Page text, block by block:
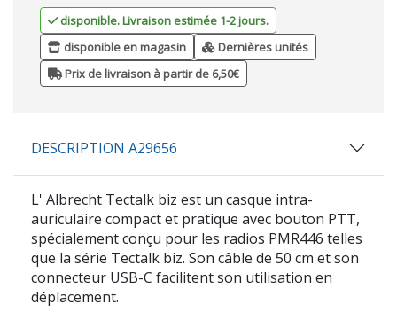
disponible. Livraison estimée 1-2 jours.
disponible en magasin
Dernières unités
Prix de livraison à partir de 6,50€
DESCRIPTION A29656
L' Albrecht Tectalk biz est un casque intra-
auriculaire compact et pratique avec bouton PTT,
spécialement conçu pour les radios PMR446 telles
que la série Tectalk biz. Son câble de 50 cm et son
connecteur USB-C facilitent son utilisation en
déplacement.